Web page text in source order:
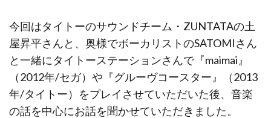
今回はタイトーのサウンドチーム・ZUNTATAの土
屋昇平さんと、奥様でボーカリストのSATOMIさん
と一緒にタイトーステーションさんで『maimai』
（2012年/セガ）や『グルーヴコースター』（2013
年/タイトー）をプレイさせていただいた後、音楽
の話を中心にお話を聞かせていただきました。